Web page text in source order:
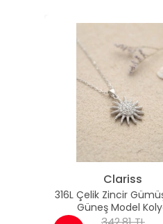
Clariss
316L Çelik Zincir
Güneş Model